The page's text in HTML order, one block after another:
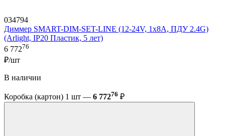
034794
Диммер SMART-DIM-SET-LINE (12-24V, 1x8A, ПДУ 2.4G)
(Arlight, IP20 Пластик, 5 лет)
6 77276
₽/шт
В наличии
Коробка (картон) 1 шт — 6 77276 ₽